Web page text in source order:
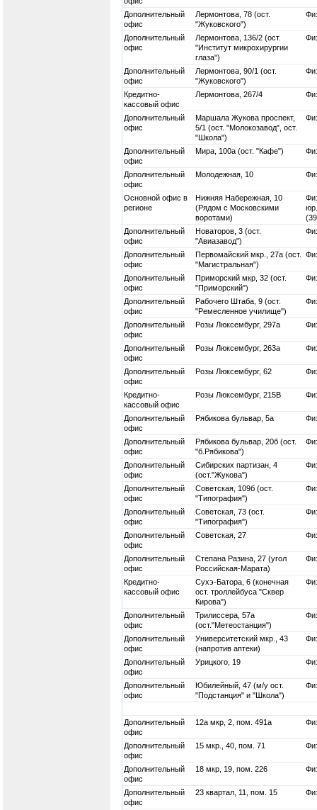
Дополнительный
офис
Лермонтова, 78 (ост.
"Жуковского")
Дополнительный
офис
Лермонтова, 136/2 (ост.
"Институт микрохирургии
глаза")
Дополнительный
офис
Лермонтова, 90/1 (ост.
"Жуковского")
Кредитно-
кассовый офис
Лермонтова, 267/4
Дополнительный
офис
Маршала Жукова проспект,
5/1 (ост. "Молокозавод", ост.
"Школа")
Дополнительный
офис
Мира, 100а (ост. "Кафе")
Дополнительный
офис
Молодежная, 10
Основной офис в
регионе
Нижняя Набережная, 10
(Рядом с Московскими
воротами)
Дополнительный
офис
Новаторов, 3 (ост.
"Авиазавод")
Дополнительный
офис
Первомайский мкр., 27а (ост.
"Магистральная")
Дополнительный
офис
Приморский мкр, 32 (ост.
"Приморский")
Дополнительный
офис
Рабочего Штаба, 9 (ост.
"Ремесленное училище")
Дополнительный
офис
Розы Люксембург, 297а
Дополнительный
офис
Розы Люксембург, 263а
Дополнительный
офис
Розы Люксембург, 62
Кредитно-
кассовый офис
Розы Люксембург, 215В
Дополнительный
офис
Рябикова бульвар, 5а
Дополнительный
офис
Рябикова бульвар, 20б (ост.
"б.Рябикова")
Дополнительный
офис
Сибирских партизан, 4
(ост."Жукова")
Дополнительный
офис
Советская, 109б (ост.
"Типография")
Дополнительный
офис
Советская, 73 (ост.
"Типография")
Дополнительный
офис
Советская, 27
Дополнительный
офис
Степана Разина, 27 (угол
Российская-Марата)
Кредитно-
кассовый офис
Сухэ-Батора, 6 (конечная
ост. троллейбуса "Сквер
Кирова")
Дополнительный
офис
Трилиссера, 57а
(ост."Метеостанция")
Дополнительный
офис
Университетский мкр., 43
(напротив аптеки)
Дополнительный
офис
Урицкого, 19
Дополнительный
офис
Юбилейный, 47 (м/у ост.
"Подстанция" и "Школа")
Дополнительный
офис
12а мкр, 2, пом. 491а
Дополнительный
офис
15 мкр., 40, пом. 71
Дополнительный
офис
18 мкр, 19, пом. 226
Дополнительный
офис
23 квартал, 11, пом. 15